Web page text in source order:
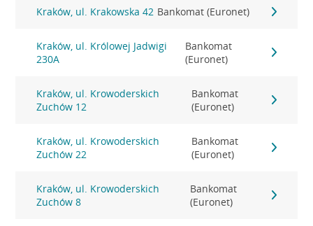
Kraków, ul. Krakowska 42 Bankomat (Euronet)
Kraków, ul. Królowej Jadwigi
230A
Bankomat
(Euronet)
Kraków, ul. Krowoderskich
Zuchów 12
Bankomat
(Euronet)
Kraków, ul. Krowoderskich
Zuchów 22
Bankomat
(Euronet)
Kraków, ul. Krowoderskich
Zuchów 8
Bankomat
(Euronet)